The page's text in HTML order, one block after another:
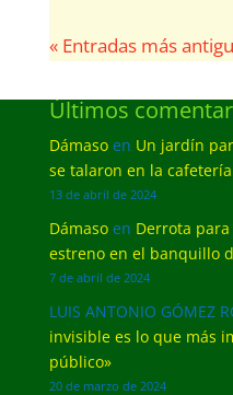
« Entradas más
Últimos
Dámasoen Un jardín
se talaron en la
13 de abril de 2024
Dámasoen Derrota
estreno en el banquillo
7 de abril de 2024
LUIS ANTONIO GÓMEZ
invisible es lo que más
público»
20 de marzo de 2024